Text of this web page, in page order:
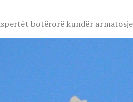
botërorë kundër